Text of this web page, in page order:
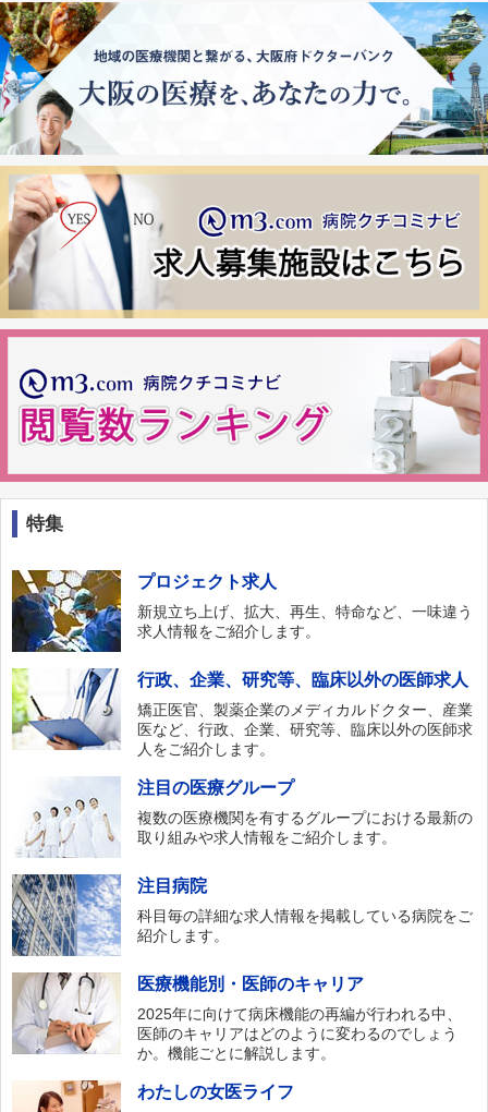
特集
プロジェクト求人
新規立ち上げ、拡大、再生、特命など、一味違う
求人情報をご紹介します。
行政、企業、研究等、臨床以外の医師求人
矯正医官、製薬企業のメディカルドクター、産業
医など、行政、企業、研究等、臨床以外の医師求
人をご紹介します。
注目の医療グループ
複数の医療機関を有するグループにおける最新の
取り組みや求人情報をご紹介します。
注目病院
科目毎の詳細な求人情報を掲載している病院をご
紹介します。
医療機能別・医師のキャリア
2025年に向けて病床機能の再編が行われる中、
医師のキャリアはどのように変わるのでしょう
か。機能ごとに解説します。
わたしの女医ライフ